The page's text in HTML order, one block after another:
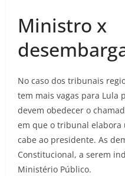
Ministro x
No caso dos tribunais
tem mais vagas para Lula
devem obedecer o
em que o tribunal elabora
cabe ao presidente. As
Constitucional, a serem
Ministério Público.